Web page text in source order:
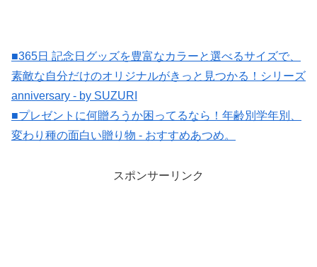
■365日 記念日グッズを豊富なカラーと選べるサイズで、
素敵な自分だけのオリジナルがきっと見つかる！シリーズ
anniversary - by SUZURI
■プレゼントに何贈ろうか困ってるなら！年齢別学年別、
変わり種の面白い贈り物 - おすすめあつめ。
スポンサーリンク